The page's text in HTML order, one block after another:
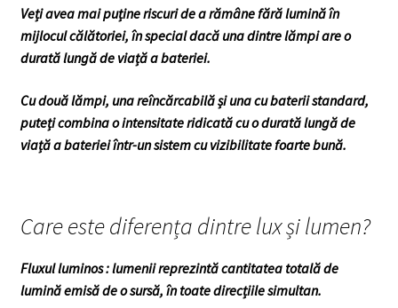
Veți avea mai puține riscuri de a rămâne fără lumină în
mijlocul călătoriei, în special dacă una dintre lămpi are o
durată lungă de viață a bateriei.
Cu două lămpi, una reîncărcabilă și una cu baterii standard,
puteți combina o intensitate ridicată cu o durată lungă de
viață a bateriei într-un sistem cu vizibilitate foarte bună.
Care este diferența dintre lux și lumen?
Fluxul luminos : lumenii reprezintă cantitatea totală de
lumină emisă de o sursă, în toate direcțiile simultan.